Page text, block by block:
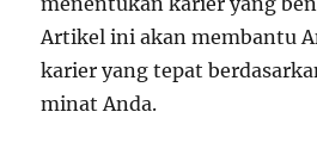
Artikel ini akan membantu
karier yang tepat
minat Anda.